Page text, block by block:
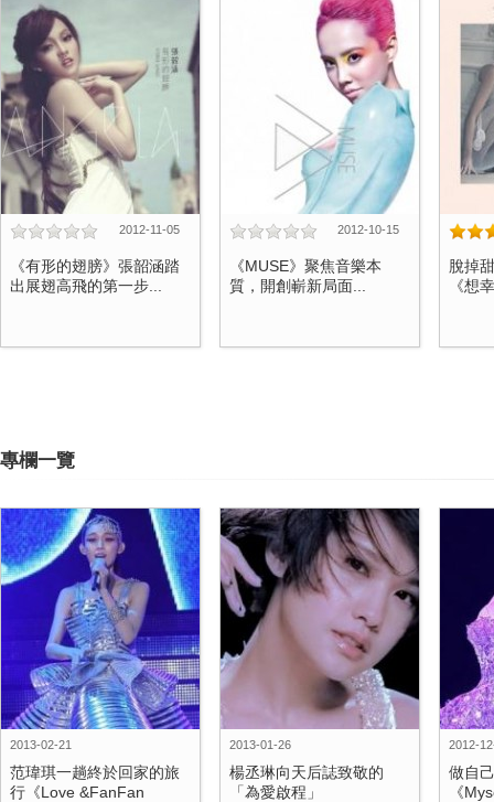
2012-11-05
《有形的翅膀》張韶涵踏
出展翅高飛的第一步...
2012-10-15
《MUSE》聚焦音樂本
質，開創嶄新局面...
脫掉
《想
專欄一覽
2013-02-21
范瑋琪一趟終於回家的旅
行《Love &FanFan
2013-01-26
楊丞琳向天后誌致敬的
「為愛啟程」
2012-
做自
《